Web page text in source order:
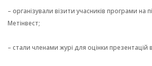
– організували візити учасників програми на
Метінвест;
– стали членами журі для оцінки презентацій